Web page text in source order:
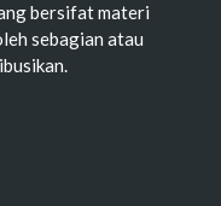
bersifat materi
sebagian atau